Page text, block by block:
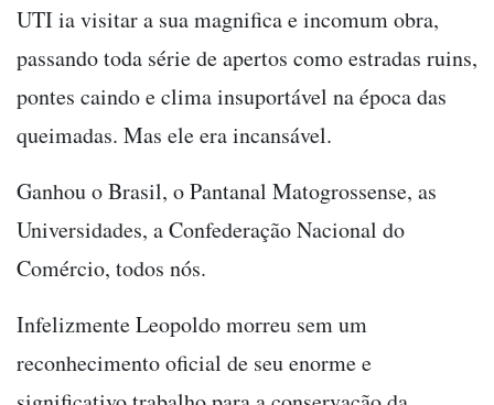
UTI ia visitar a sua magnifica e incomum obra,
passando toda série de apertos como estradas ruins,
pontes caindo e clima insuportável na época das
queimadas. Mas ele era incansável.
Ganhou o Brasil, o Pantanal Matogrossense, as
Universidades, a Confederação Nacional do
Comércio, todos nós.
Infelizmente Leopoldo morreu sem um
reconhecimento oficial de seu enorme e